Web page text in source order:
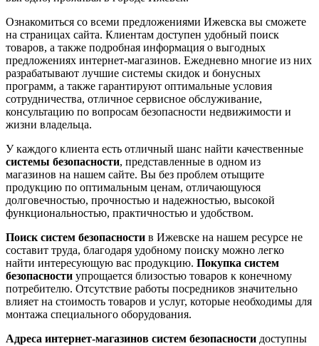
Ознакомиться со всеми предложениями Ижевска вы сможете
на страницах сайта. Клиентам доступен удобный поиск
товаров, а также подробная информация о выгодных
предложениях интернет-магазинов. Ежедневно многие из них
разрабатывают лучшие системы скидок и бонусных
программ, а также гарантируют оптимальные условия
сотрудничества, отличное сервисное обслуживание,
консультацию по вопросам безопасности недвижимости и
жизни владельца.
У каждого клиента есть отличный шанс найти качественные
системы безопасности, представленные в одном из
магазинов на нашем сайте. Вы без проблем отыщите
продукцию по оптимальным ценам, отличающуюся
долговечностью, прочностью и надежностью, высокой
функциональностью, практичностью и удобством.
Поиск систем безопасности в Ижевске на нашем ресурсе не
составит труда, благодаря удобному поиску можно легко
найти интересующую вас продукцию. Покупка систем
безопасности упрощается близостью товаров к конечному
потребителю. Отсутствие работы посредников значительно
влияет на стоимость товаров и услуг, которые необходимы для
монтажа специального оборудования.
Адреса интернет-магазинов систем безопасности доступны